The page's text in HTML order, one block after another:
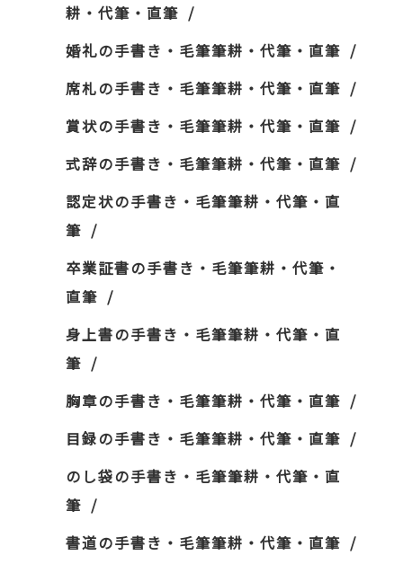
耕・代筆・直筆
婚礼の手書き・毛筆筆耕・代筆・直筆
席札の手書き・毛筆筆耕・代筆・直筆
賞状の手書き・毛筆筆耕・代筆・直筆
式辞の手書き・毛筆筆耕・代筆・直筆
認定状の手書き・毛筆筆耕・代筆・直
筆
卒業証書の手書き・毛筆筆耕・代筆・
直筆
身上書の手書き・毛筆筆耕・代筆・直
筆
胸章の手書き・毛筆筆耕・代筆・直筆
目録の手書き・毛筆筆耕・代筆・直筆
のし袋の手書き・毛筆筆耕・代筆・直
筆
書道の手書き・毛筆筆耕・代筆・直筆